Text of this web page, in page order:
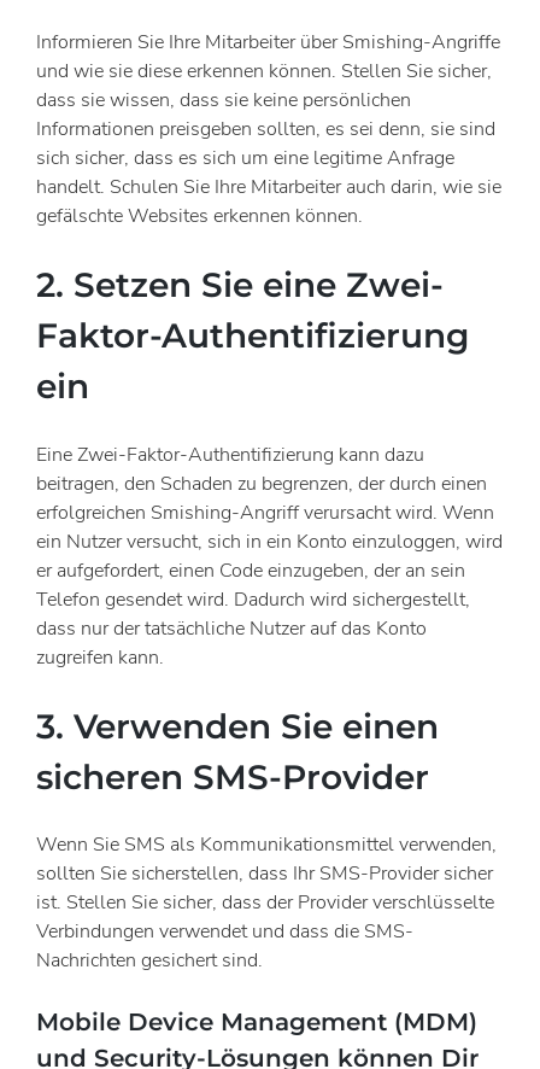
Informieren Sie Ihre Mitarbeiter über Smishing-Angriffe
und wie sie diese erkennen können. Stellen Sie sicher,
dass sie wissen, dass sie keine persönlichen
Informationen preisgeben sollten, es sei denn, sie sind
sich sicher, dass es sich um eine legitime Anfrage
handelt. Schulen Sie Ihre Mitarbeiter auch darin, wie sie
gefälschte Websites erkennen können.
2. Setzen Sie eine Zwei-
Faktor-Authentifizierung
ein
Eine Zwei-Faktor-Authentifizierung kann dazu
beitragen, den Schaden zu begrenzen, der durch einen
erfolgreichen Smishing-Angriff verursacht wird. Wenn
ein Nutzer versucht, sich in ein Konto einzuloggen, wird
er aufgefordert, einen Code einzugeben, der an sein
Telefon gesendet wird. Dadurch wird sichergestellt,
dass nur der tatsächliche Nutzer auf das Konto
zugreifen kann.
3. Verwenden Sie einen
sicheren SMS-Provider
Wenn Sie SMS als Kommunikationsmittel verwenden,
sollten Sie sicherstellen, dass Ihr SMS-Provider sicher
ist. Stellen Sie sicher, dass der Provider verschlüsselte
Verbindungen verwendet und dass die SMS-
Nachrichten gesichert sind.
Mobile Device Management (MDM)
und Security-Lösungen können Dir